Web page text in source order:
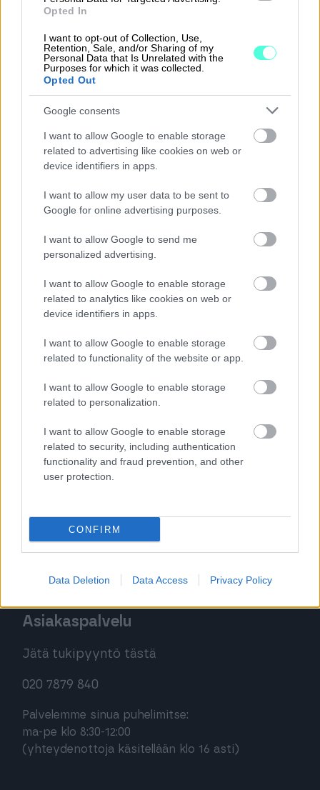
Opted In
I want to opt-out of Collection, Use,
Retention, Sale, and/or Sharing of my
Personal Data that Is Unrelated with the
Purposes for which it was collected.
Opted Out
Google consents
I want to allow Google to enable storage
related to advertising like cookies on web or
device identifiers in apps.
I want to allow my user data to be sent to
Google for online advertising purposes.
I want to allow Google to send me
personalized advertising.
I want to allow Google to enable storage
related to analytics like cookies on web or
device identifiers in apps.
I want to allow Google to enable storage
related to functionality of the website or app.
I want to allow Google to enable storage
related to personalization.
I want to allow Google to enable storage
related to security, including authentication
functionality and fraud prevention, and other
user protection.
CONFIRM
Data Deletion Data Access Privacy Policy
Ratkaisut
Procountor
Procountor Solo
Finago Sign
Procountor Toiminnanohjaus
Tutustu ohjelmistoihin
Tutustu Procountoriin
Tutustu Procountor Soloon
Kirjaudu ohjelmistoihin
Procountor
Sopimuskone
Asiakaspalvelu
Jätä tukipyyntö tästä
020 7879 840
Palvelemme sinua puhelimitse:
ma-pe klo 8:30-12:00
(yhteydenottoja käsitellään klo 16 asti)